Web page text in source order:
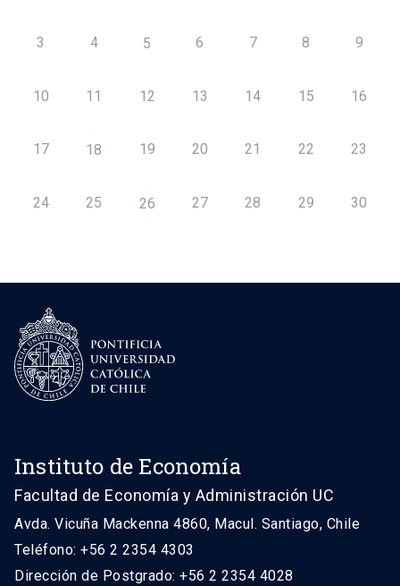
3 4 5 6 7 8 9
10 11 12 13 14 15 16
17 18 19 20 21 22 23
24 25 26 27 28 29 30
Instituto de Economía
Facultad de Economía y Administración UC
Avda. Vicuña Mackenna 4860, Macul. Santiago, Chile
Teléfono: +56 2 2354 4303
Dirección de Postgrado: +56 2 2354 4028